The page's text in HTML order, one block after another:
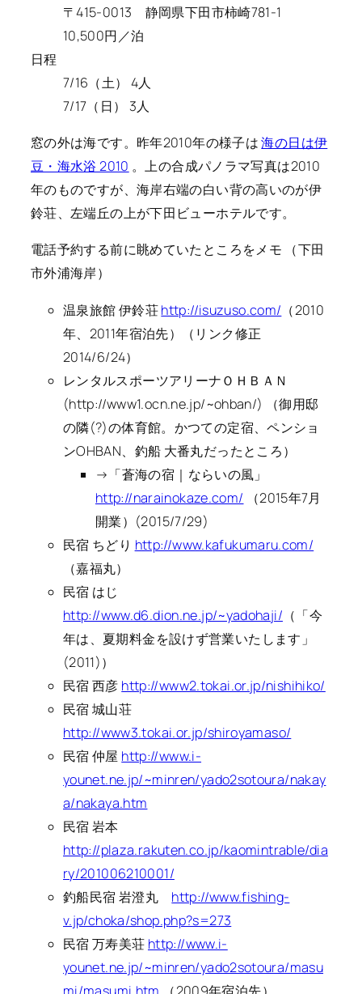
〒415-0013 静岡県下田市柿崎781-1
10,500円／泊
日程
7/16（土） 4人
7/17（日） 3人
窓の外は海です。昨年2010年の様子は海の日は伊
豆・海水浴 2010 。上の合成パノラマ写真は2010
年のものですが、海岸右端の白い背の高いのが伊
鈴荘、左端丘の上が下田ビューホテルです。
電話予約する前に眺めていたところをメモ （下田
市外浦海岸）
温泉旅館 伊鈴荘http://isuzuso.com/ （2010
年、2011年宿泊先）（リンク修正
2014/6/24）
レンタルスポーツアリーナＯＨＢＡＮ
(http://www1.ocn.ne.jp/~ohban/) （御用邸
の隣(?)の体育館。かつての定宿、ペンショ
ンOHBAN、釣船 大番丸だったところ）
→「蒼海の宿｜ならいの風」
http://narainokaze.com/ （2015年7月
開業）(2015/7/29)
民宿 ちどり http://www.kafukumaru.com/
（嘉福丸）
民宿 はじ
http://www.d6.dion.ne.jp/~yadohaji/ （「今
年は、夏期料金を設けず営業いたします」
(2011)）
民宿 西彦 http://www2.tokai.or.jp/nishihiko/
民宿 城山荘
http://www3.tokai.or.jp/shiroyamaso/
民宿 仲屋 http://www.i-
younet.ne.jp/~minren/yado2sotoura/nakay
a/nakaya.htm
民宿 岩本
http://plaza.rakuten.co.jp/kaomintrable/dia
ry/201006210001/
釣船民宿 岩澄丸 http://www.fishing-
v.jp/choka/shop.php?s=273
民宿 万寿美荘 http://www.i-
younet.ne.jp/~minren/yado2sotoura/masu